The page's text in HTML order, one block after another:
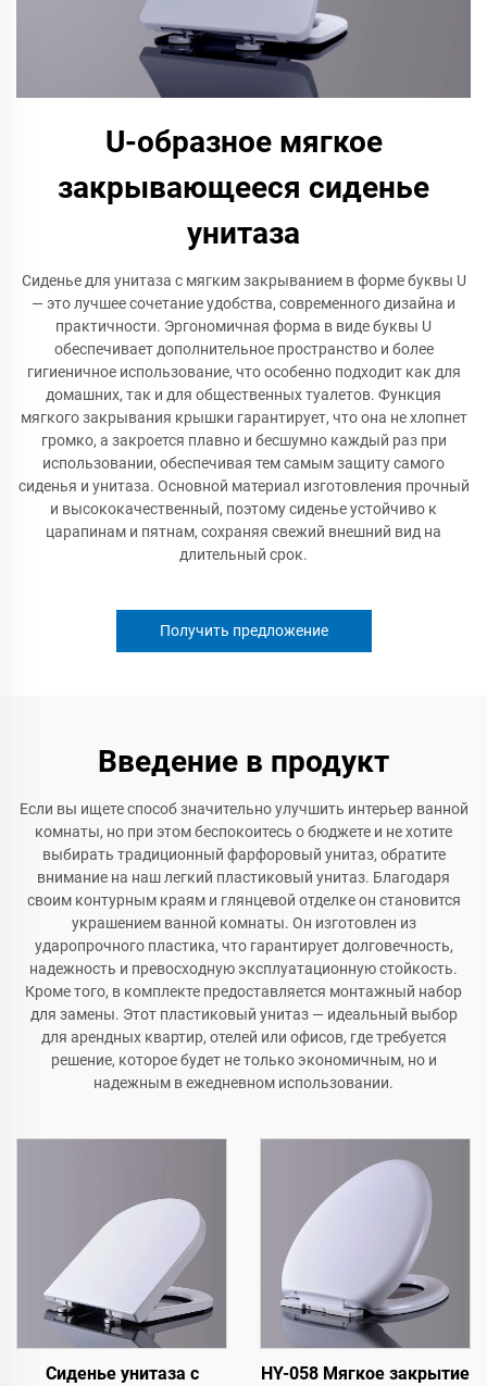
U-образное мягкое
закрывающееся сиденье
унитаза
Сиденье для унитаза с мягким закрыванием в форме буквы U
— это лучшее сочетание удобства, современного дизайна и
практичности. Эргономичная форма в виде буквы U
обеспечивает дополнительное пространство и более
гигиеничное использование, что особенно подходит как для
домашних, так и для общественных туалетов. Функция
мягкого закрывания крышки гарантирует, что она не хлопнет
громко, а закроется плавно и бесшумно каждый раз при
использовании, обеспечивая тем самым защиту самого
сиденья и унитаза. Основной материал изготовления прочный
и высококачественный, поэтому сиденье устойчиво к
царапинам и пятнам, сохраняя свежий внешний вид на
длительный срок.
Получить предложение
Введение в продукт
Если вы ищете способ значительно улучшить интерьер ванной
комнаты, но при этом беспокоитесь о бюджете и не хотите
выбирать традиционный фарфоровый унитаз, обратите
внимание на наш легкий пластиковый унитаз. Благодаря
своим контурным краям и глянцевой отделке он становится
украшением ванной комнаты. Он изготовлен из
ударопрочного пластика, что гарантирует долговечность,
надежность и превосходную эксплуатационную стойкость.
Кроме того, в комплекте предоставляется монтажный набор
для замены. Этот пластиковый унитаз — идеальный выбор
для арендных квартир, отелей или офисов, где требуется
решение, которое будет не только экономичным, но и
надежным в ежедневном использовании.
Сиденье унитаза с
HY-058 Мягкое закрытие